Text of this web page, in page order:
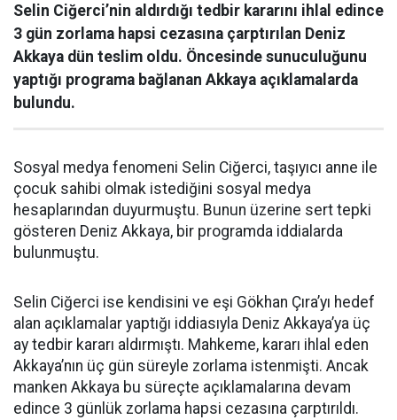
Selin Ciğerci’nin aldırdığı tedbir kararını ihlal edince
3 gün zorlama hapsi cezasına çarptırılan Deniz
Akkaya dün teslim oldu. Öncesinde sunuculuğunu
yaptığı programa bağlanan Akkaya açıklamalarda
bulundu.
Sosyal medya fenomeni Selin Ciğerci, taşıyıcı anne ile
çocuk sahibi olmak istediğini sosyal medya
hesaplarından duyurmuştu. Bunun üzerine sert tepki
gösteren Deniz Akkaya, bir programda iddialarda
bulunmuştu.
Selin Ciğerci ise kendisini ve eşi Gökhan Çıra’yı hedef
alan açıklamalar yaptığı iddiasıyla Deniz Akkaya’ya üç
ay tedbir kararı aldırmıştı. Mahkeme, kararı ihlal eden
Akkaya’nın üç gün süreyle zorlama istenmişti. Ancak
manken Akkaya bu süreçte açıklamalarına devam
edince 3 günlük zorlama hapsi cezasına çarptırıldı.